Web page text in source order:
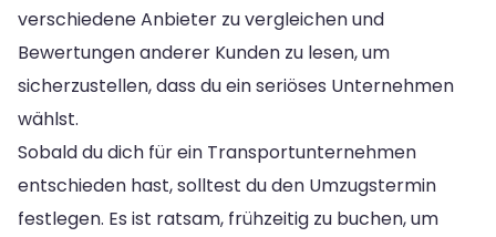
verschiedene Anbieter zu vergleichen und
Bewertungen anderer Kunden zu lesen, um
sicherzustellen, dass du ein seriöses Unternehmen
wählst.
Sobald du dich für ein Transportunternehmen
entschieden hast, solltest du den Umzugstermin
festlegen. Es ist ratsam, frühzeitig zu buchen, um